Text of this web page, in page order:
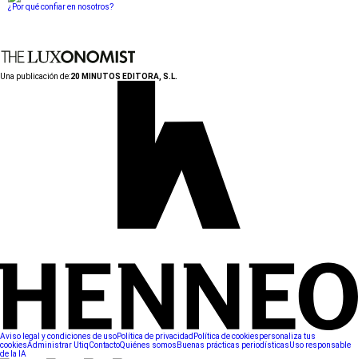
¿Por qué confiar en nosotros?
Una publicación de:20 MINUTOS EDITORA, S.L.
Aviso legal y condiciones de usoPolítica de privacidad Política de cookiespersonaliza tus
cookiesAdministrar UtiqContactoQuiénes somos Buenas prácticas periodísticasUso responsable
de la IA